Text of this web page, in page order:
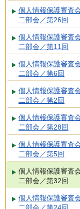
個人情報保護審査
二部会／第26回
個人情報保護審査
二部会／第11回
個人情報保護審査
二部会／第6回
個人情報保護審査
二部会／第2回
個人情報保護審査
二部会／第28回
個人情報保護審査
二部会／第5回
個人情報保護審査
二部会／第32回
個人情報保護審査